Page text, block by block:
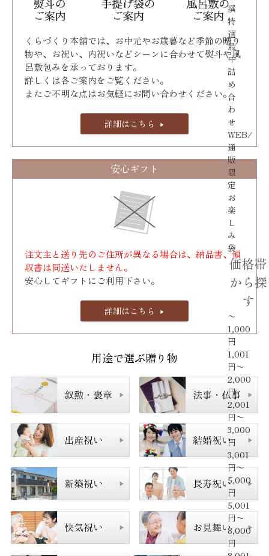
撰
特
選
最
中
詰
め
合
わ
せ
WEB/
通
販
限
定
お
楽
し
み
袋
価格帯
から探
す
〜
1,000
円
1,001
円〜
2,000
円
2,001
円〜
3,000
円
3,001
円〜
5,000
円
5,001
円〜
8,000
円
くらづくり本舗では、お中元やお歳暮など季節の贈り
物や、お祝い、内祝いなどシーンに合わせて熨斗や風
呂敷包みを承っております｡
詳しくは各ご案内をご覧ください。
またご不明な点はお気軽にお問い合わせください。
詳細はこちら
安心ギフト
注文主と送り先のご住所が異なる場合は、納品書、領
収書は同送いたしません。
安心してギフトにご利用下さい。
詳細はこちら
用途で選ぶ贈り物